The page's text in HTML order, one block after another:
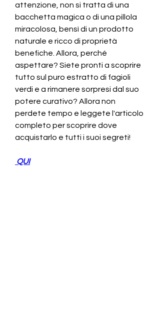
attenzione, non si tratta di una
bacchetta magica o di una pillola
miracolosa, bensì di un prodotto
naturale e ricco di proprietà
benefiche. Allora, perché
aspettare? Siete pronti a scoprire
tutto sul puro estratto di fagioli
verdi e a rimanere sorpresi dal suo
potere curativo? Allora non
perdete tempo e leggete l'articolo
completo per scoprire dove
acquistarlo e tutti i suoi segreti!
QUI